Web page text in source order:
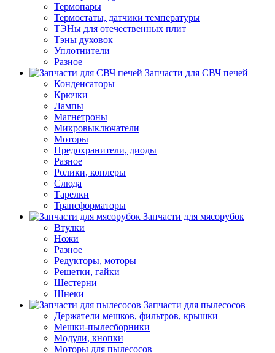
Термопары
Термостаты, датчики температуры
ТЭНы для отечественных плит
Тэны духовок
Уплотнители
Разное
Запчасти для СВЧ печей
Конденсаторы
Крючки
Лампы
Магнетроны
Микровыключатели
Моторы
Предохранители, диоды
Разное
Ролики, коплеры
Слюда
Тарелки
Трансформаторы
Запчасти для мясорубок
Втулки
Ножи
Разное
Редукторы, моторы
Решетки, гайки
Шестерни
Шнеки
Запчасти для пылесосов
Держатели мешков, фильтров, крышки
Мешки-пылесборники
Модули, кнопки
Моторы для пылесосов